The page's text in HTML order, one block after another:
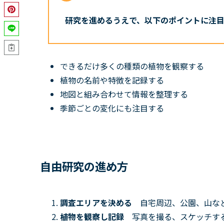
研究を進めるうえで、以下のポイントに注
できるだけ多くの種類の植物を観察する
植物の名前や特徴を記録する
地図と組み合わせて情報を整理する
季節ごとの変化にも注目する
自由研究の進め方
調査エリアを決める 自宅周辺、公園、山な
植物を観察し記録 写真を撮る、スケッチす